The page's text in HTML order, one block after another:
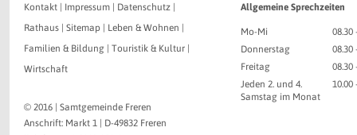
Kontakt Impressum Datenschutz
Rathaus
Sitemap Leben & Wohnen
Familien & Bildung
Touristik & Kultur
Wirtschaft
© 2016 | Samtgemeinde Freren
Anschrift: Markt 1 | D-49832 Freren
Allgemeine Sprechzeiten
Mo-Mi
08.30
Donnerstag
08.30
Freitag
08.30
Jeden 2. und 4.
Samstag im Monat